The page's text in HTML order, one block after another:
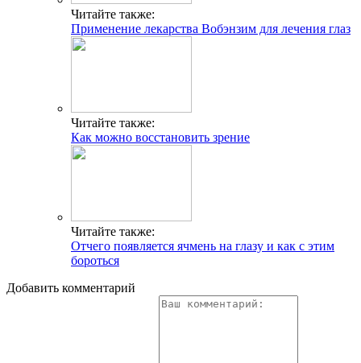
Читайте также:
Применение лекарства Вобэнзим для лечения глаз
Читайте также:
Как можно восстановить зрение
Читайте также:
Отчего появляется ячмень на глазу и как с этим
бороться
Добавить комментарий